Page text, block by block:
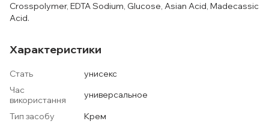
Crosspolymer, EDTA Sodium, Glucose, Asian Acid, Madecassic
Acid.
Характеристики
Стать
унисекс
Час
використання
универсальное
Тип засобу
Крем